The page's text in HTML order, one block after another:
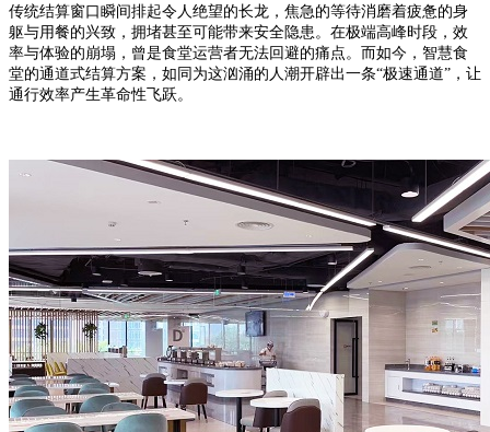
传统结算窗口瞬间排起令人绝望的长龙，焦急的等待消磨着疲惫的身
躯与用餐的兴致，拥堵甚至可能带来安全隐患。在极端高峰时段，效
率与体验的崩塌，曾是食堂运营者无法回避的痛点。而如今，智慧食
堂的通道式结算方案，如同为这汹涌的人潮开辟出一条“极速通道”，让
通行效率产生革命性飞跃。